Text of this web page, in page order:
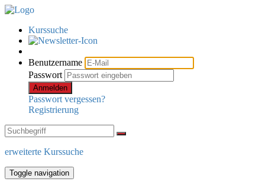
Kurssuche
Benutzername
Passwort
Anmelden
Passwort vergessen?
Registrierung
erweiterte Kurssuche
Toggle navigation